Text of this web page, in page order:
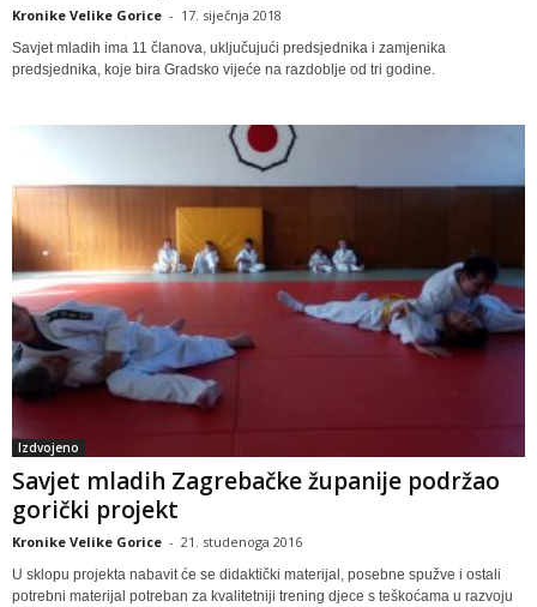
Kronike Velike Gorice - 17. siječnja 2018
Savjet mladih ima 11 članova, uključujući predsjednika i zamjenika
predsjednika, koje bira Gradsko vijeće na razdoblje od tri godine.
Izdvojeno
Savjet mladih Zagrebačke županije podržao
gorički projekt
Kronike Velike Gorice - 21. studenoga 2016
U sklopu projekta nabavit će se didaktički materijal, posebne spužve i ostali
potrebni materijal potreban za kvalitetniji trening djece s teškoćama u razvoju